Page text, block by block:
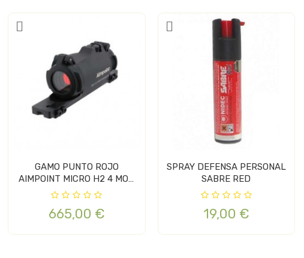
GAMO PUNTO ROJO
AIMPOINT MICRO H2 4 MOA
CON...
665,00 €
SPRAY DEFENSA PERSONAL
SABRE RED
19,00 €